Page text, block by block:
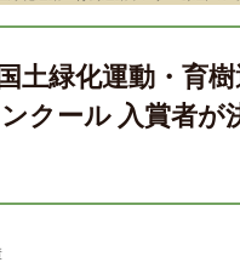
土緑化運動・育
クール 入賞者が